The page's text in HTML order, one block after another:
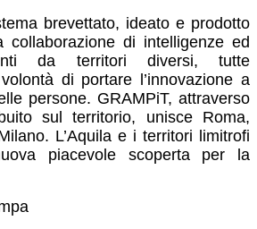
brevettato, ideato e prodotto
collaborazione di intelligenze ed
da territori diversi, tutte
di portare l’innovazione a
persone. GRAMPiT, attraverso
sul territorio, unisce Roma,
L’Aquila e i territori limitrofi
piacevole scoperta per la